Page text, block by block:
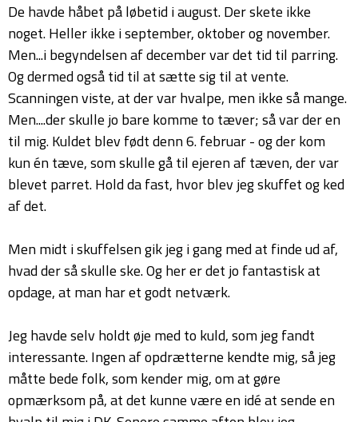
De havde håbet på løbetid i august. Der skete ikke
noget. Heller ikke i september, oktober og november.
Men...i begyndelsen af december var det tid til parring.
Og dermed også tid til at sætte sig til at vente.
Scanningen viste, at der var hvalpe, men ikke så mange.
Men....der skulle jo bare komme to tæver; så var der en
til mig. Kuldet blev født denn 6. februar - og der kom
kun én tæve, som skulle gå til ejeren af tæven, der var
blevet parret. Hold da fast, hvor blev jeg skuffet og ked
af det.
Men midt i skuffelsen gik jeg i gang med at finde ud af,
hvad der så skulle ske. Og her er det jo fantastisk at
opdage, at man har et godt netværk.
Jeg havde selv holdt øje med to kuld, som jeg fandt
interessante. Ingen af opdrætterne kendte mig, så jeg
måtte bede folk, som kender mig, om at gøre
opmærksom på, at det kunne være en idé at sende en